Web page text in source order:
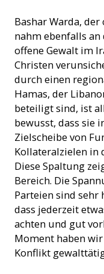
Bashar Warda,
nahm ebenfalls
offene Gewalt im
Christen
durch einen
Hamas, der
beteiligt sind, ist
bewusst, dass sie
Zielscheibe von
Kollateralzielen in
Diese Spaltung
Bereich. Die
Parteien sind sehr
dass jederzeit
achten und gut
Moment haben
Konflikt